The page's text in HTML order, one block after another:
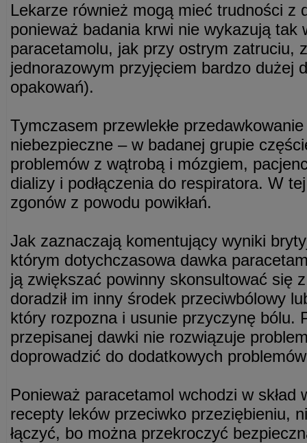
Lekarze również mogą mieć trudności z
ponieważ badania krwi nie wykazują tak
paracetamolu, jak przy ostrym zatruciu,
jednorazowym przyjęciem bardzo dużej
opakowań).
Tymczasem przewlekłe
niebezpieczne – w badanej grupie
problemów z wątrobą i mózgiem,
dializy i podłączenia do respiratora. W
zgonów z powodu powikłań.
Jak zaznaczają komentujący wyniki
którym dotychczasowa dawka
ją zwiększać powinny skonsultować się
doradził im inny środek przeciwbólowy
który rozpozna i usunie przyczynę bólu.
przepisanej dawki nie rozwiązuje
doprowadzić do dodatkowych
Ponieważ paracetamol wchodzi w skład
recepty leków przeciwko przeziębieniu,
łączyć, bo można przekroczyć